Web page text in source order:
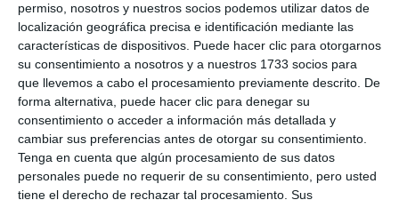
permiso, nosotros y nuestros socios podemos utilizar datos de
localización geográfica precisa e identificación mediante las
características de dispositivos. Puede hacer clic para otorgarnos
su consentimiento a nosotros y a nuestros 1733 socios para
que llevemos a cabo el procesamiento previamente descrito. De
forma alternativa, puede hacer clic para denegar su
consentimiento o acceder a información más detallada y
cambiar sus preferencias antes de otorgar su consentimiento.
Tenga en cuenta que algún procesamiento de sus datos
personales puede no requerir de su consentimiento, pero usted
tiene el derecho de rechazar tal procesamiento. Sus